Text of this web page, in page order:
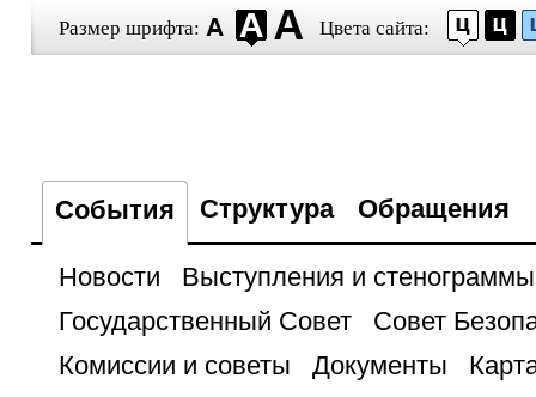
Размер шрифта: Цвета сайта:
События Структура Обращения
Новости
Выступления и стенограммы
Государственный Совет
Совет
Комиссии и советы
Документы